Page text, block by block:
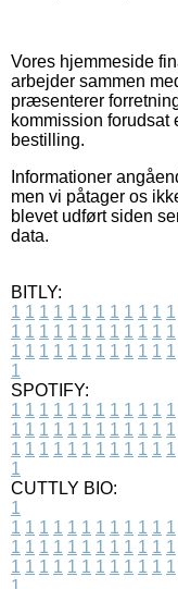
Vores hjemmeside
arbejder sammen
præsenterer
kommission forudsat
bestilling.
Informationer
men vi påtager os
blevet udført siden
data.
BITLY:
1 1 1 1 1 1 1 1 1 1 1 1
1 1 1 1 1 1 1 1 1 1 1 1
1 1 1 1 1 1 1 1 1 1 1 1
1
SPOTIFY:
1 1 1 1 1 1 1 1 1 1 1 1
1 1 1 1 1 1 1 1 1 1 1 1
1 1 1 1 1 1 1 1 1 1 1 1
1
CUTTLY BIO:
1
1 1 1 1 1 1 1 1 1 1 1 1
1 1 1 1 1 1 1 1 1 1 1 1
1 1 1 1 1 1 1 1 1 1 1 1